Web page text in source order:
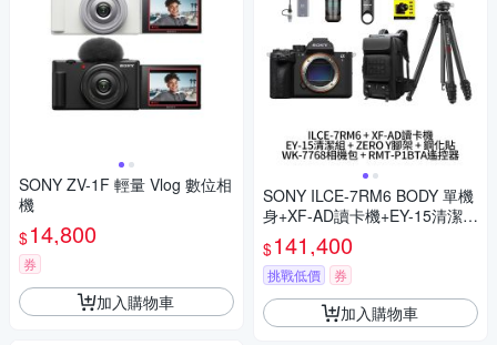
SONY ZV-1F 輕量 Vlog 數位相
機
$14,800
券
加入購物車
SONY ILCE-7RM6 BODY 單機
身+XF-AD讀卡機+EY-15清潔組
+ZERO Y腳架+WK-7768相機
包+RMT-P1BTA遙控器+鋼化貼
α7RVI A7RM6 (公司貨)
$141,400
挑戰低價 券
加入購物車